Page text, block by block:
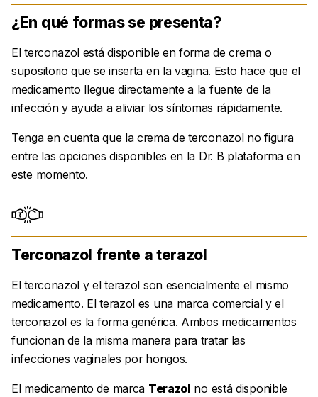
¿En qué formas se presenta?
El terconazol está disponible en forma de crema o
supositorio que se inserta en la vagina. Esto hace que el
medicamento llegue directamente a la fuente de la
infección y ayuda a aliviar los síntomas rápidamente.
Tenga en cuenta que la crema de terconazol no figura
entre las opciones disponibles en la Dr. B plataforma en
este momento.
Terconazol frente a terazol
El terconazol y el terazol son esencialmente el mismo
medicamento. El terazol es una marca comercial y el
terconazol es la forma genérica. Ambos medicamentos
funcionan de la misma manera para tratar las
infecciones vaginales por hongos.
El medicamento de marca Terazol no está disponible